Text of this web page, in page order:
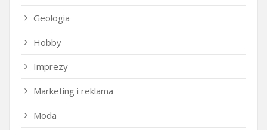
Geologia
Hobby
Imprezy
Marketing i reklama
Moda